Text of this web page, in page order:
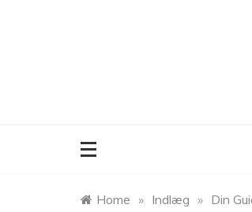
Home » Indlæg » Din